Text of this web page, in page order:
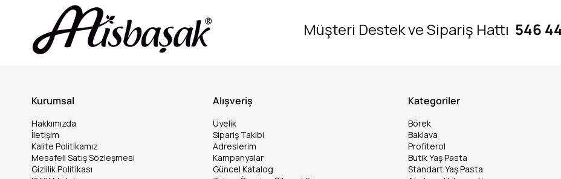
Müşteri Destek ve Sipariş Hattı 546
Kurumsal
Hakkımızda
İletişim
Kalite Politikamız
Mesafeli Satış Sözleşmesi
Gizlilik Politikası
Alışveriş
Üyelik
Sipariş Takibi
Adreslerim
Kampanyalar
Güncel Katalog
Kategoriler
Börek
Baklava
Profiterol
Butik Yaş Pasta
Standart Yaş Pasta